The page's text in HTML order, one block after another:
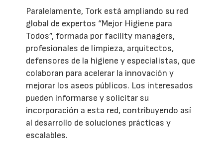
Paralelamente, Tork está ampliando su red
global de expertos “Mejor Higiene para
Todos”, formada por facility managers,
profesionales de limpieza, arquitectos,
defensores de la higiene y especialistas, que
colaboran para acelerar la innovación y
mejorar los aseos públicos. Los interesados
pueden informarse y solicitar su
incorporación a esta red, contribuyendo así
al desarrollo de soluciones prácticas y
escalables.